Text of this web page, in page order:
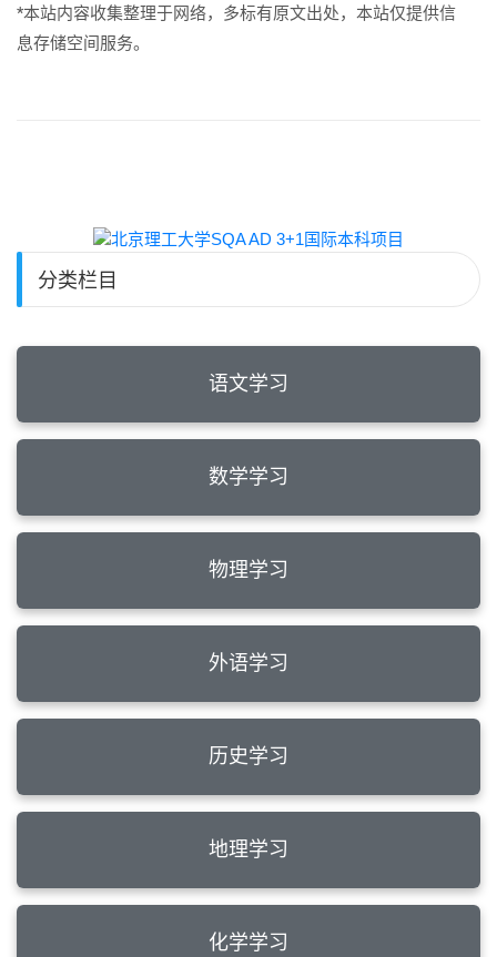
*本站内容收集整理于网络，多标有原文出处，本站仅提供信
息存储空间服务。
分类栏目
语文学习
数学学习
物理学习
外语学习
历史学习
地理学习
化学学习